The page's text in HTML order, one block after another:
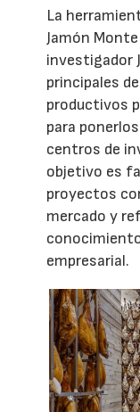
La
Jamón
investigador
principales
productivos
para
centros de
objetivo es
proyectos
mercado y
empresarial.